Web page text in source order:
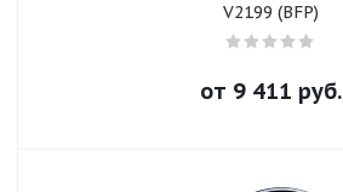
V2199 (BFP)
от 9 411 руб.